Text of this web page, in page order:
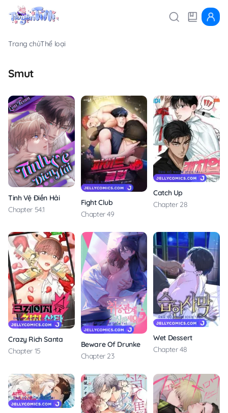
Trang chủThể loại
Smut
Tinh Vệ Điền Hải
Chapter 54.1
Fight Club
Chapter 49
Catch Up
Chapter 28
Crazy Rich Santa
Chapter 15
Beware Of Drunken Relationships
Chapter 23
Wet Dessert
Chapter 48